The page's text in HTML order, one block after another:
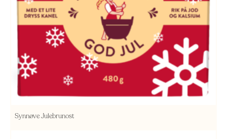
Synnøve Julebrunost